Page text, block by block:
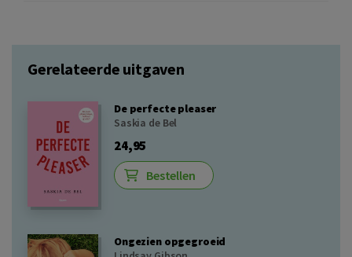
Gerelateerde uitgaven
De perfecte pleaser
Saskia de Bel
24,95
Bestellen
Ongezien opgegroeid